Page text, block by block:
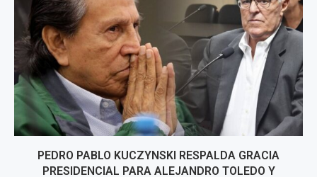
PEDRO PABLO KUCZYNSKI RESPALDA GRACIA
PRESIDENCIAL PARA ALEJANDRO TOLEDO Y